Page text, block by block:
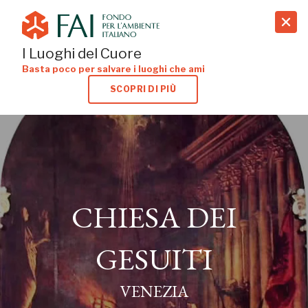
search
I Luoghi del Cuore
Basta poco per salvare i luoghi che ami
SCOPRI DI PIÙ
CHIESA DEI
GESUITI
VENEZIA
CHIESA DEI
GESUITI
VENEZIA